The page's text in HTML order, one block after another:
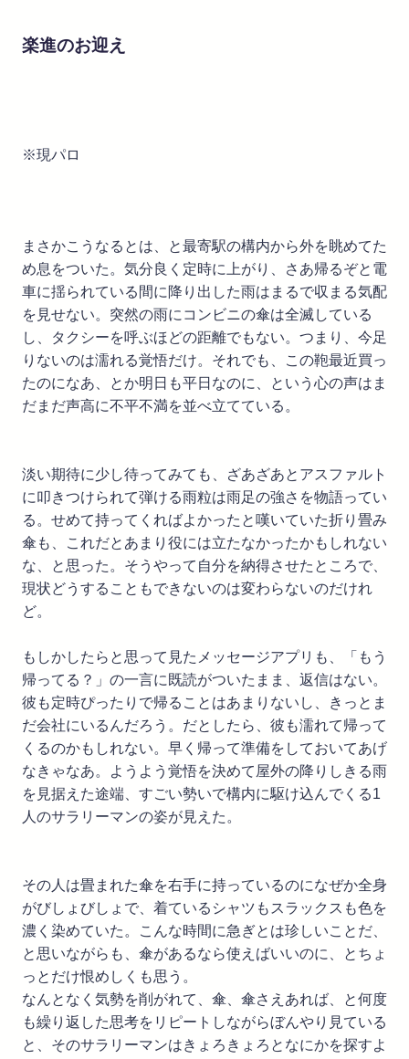
楽進のお迎え
※現パロ
まさかこうなるとは、と最寄駅の構内から外を眺めてた
め息をついた。気分良く定時に上がり、さあ帰るぞと電
車に揺られている間に降り出した雨はまるで収まる気配
を見せない。突然の雨にコンビニの傘は全滅している
し、タクシーを呼ぶほどの距離でもない。つまり、今足
りないのは濡れる覚悟だけ。それでも、この鞄最近買っ
たのになあ、とか明日も平日なのに、という心の声はま
だまだ声高に不平不満を並べ立てている。
淡い期待に少し待ってみても、ざあざあとアスファルト
に叩きつけられて弾ける雨粒は雨足の強さを物語ってい
る。せめて持ってくればよかったと嘆いていた折り畳み
傘も、これだとあまり役には立たなかったかもしれない
な、と思った。そうやって自分を納得させたところで、
現状どうすることもできないのは変わらないのだけれ
ど。
もしかしたらと思って見たメッセージアプリも、「もう
帰ってる？」の一言に既読がついたまま、返信はない。
彼も定時ぴったりで帰ることはあまりないし、きっとま
だ会社にいるんだろう。だとしたら、彼も濡れて帰って
くるのかもしれない。早く帰って準備をしておいてあげ
なきゃなあ。ようよう覚悟を決めて屋外の降りしきる雨
を見据えた途端、すごい勢いで構内に駆け込んでくる1
人のサラリーマンの姿が見えた。
その人は畳まれた傘を右手に持っているのになぜか全身
がびしょびしょで、着ているシャツもスラックスも色を
濃く染めていた。こんな時間に急ぎとは珍しいことだ、
と思いながらも、傘があるなら使えばいいのに、とちょ
っとだけ恨めしくも思う。
なんとなく気勢を削がれて、傘、傘さえあれば、と何度
も繰り返した思考をリピートしながらぼんやり見ている
と、そのサラリーマンはきょろきょろとなにかを探すよ